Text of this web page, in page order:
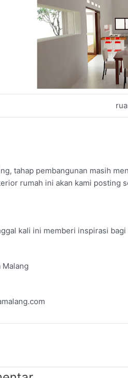
tahap pembangunan masih
rumah ini akan kami posting
kali ini memberi inspirasi
Malang